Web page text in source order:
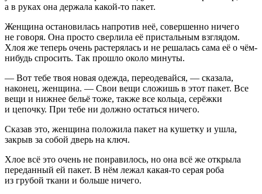
а в руках она держала какой-то пакет.
Женщина остановилась напротив неё, совершенно ничего
не говоря. Она просто сверлила её пристальным взглядом.
Хлоя же теперь очень растерялась и не решалась сама её о чём-
нибудь спросить. Так прошло около минуты.
— Вот тебе твоя новая одежда, переодевайся, — сказала,
наконец, женщина. — Свои вещи сложишь в этот пакет. Все
вещи и нижнее бельё тоже, также все кольца, серёжки
и цепочку. При тебе ни должно остаться ничего.
Сказав это, женщина положила пакет на кушетку и ушла,
закрыв за собой дверь на ключ.
Хлое всё это очень не понравилось, но она всё же открыла
переданный ей пакет. В нём лежал какая-то серая роба
из грубой ткани и больше ничего.